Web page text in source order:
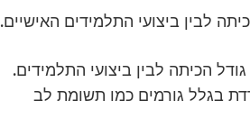
לבין ביצועי התלמידים האישיים.
הכיתה לבין ביצועי התלמידים.
בגלל גורמים כמו תשומת לב